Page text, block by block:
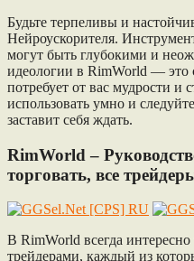
Будьте терпеливы и
Нейроускорителя.
могут быть глубокими и
идеологии в RimWorld — это
потребует от вас мудрости и
использовать умно и
заставит себя ждать.
RimWorld –
торговать, все
В RimWorld всегда
трейдерами, каждый из